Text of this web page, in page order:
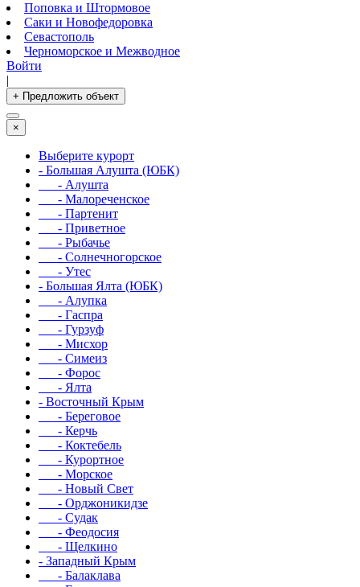
Поповка и Штормовое
Саки и Новофедоровка
Севастополь
Черноморское и Межводное
Войти
|
+ Предложить объект
×
Выберите курорт
- Большая Алушта (ЮБК)
- Алушта
- Малореченское
- Партенит
- Приветное
- Рыбачье
- Солнечногорское
- Утес
- Большая Ялта (ЮБК)
- Алупка
- Гаспра
- Гурзуф
- Мисхор
- Симеиз
- Форос
- Ялта
- Восточный Крым
- Береговое
- Керчь
- Коктебель
- Курортное
- Морское
- Новый Свет
- Орджоникидзе
- Судак
- Феодосия
- Щелкино
- Западный Крым
- Балаклава